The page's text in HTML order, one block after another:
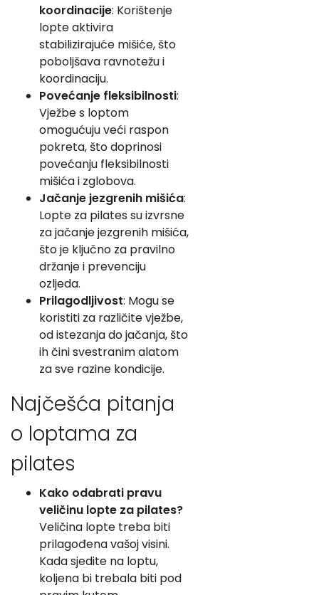
koordinacije: Korištenje
lopte aktivira
stabilizirajuće mišiće, što
poboljšava ravnotežu i
koordinaciju.
Povećanje fleksibilnosti:
Vježbe s loptom
omogućuju veći raspon
pokreta, što doprinosi
povećanju fleksibilnosti
mišića i zglobova.
Jačanje jezgrenih mišića:
Lopte za pilates su izvrsne
za jačanje jezgrenih mišića,
što je ključno za pravilno
držanje i prevenciju
ozljeda.
Prilagodljivost: Mogu se
koristiti za različite vježbe,
od istezanja do jačanja, što
ih čini svestranim alatom
za sve razine kondicije.
Najčešća pitanja
o loptama za
pilates
Kako odabrati pravu
veličinu lopte za pilates?
Veličina lopte treba biti
prilagođena vašoj visini.
Kada sjedite na loptu,
koljena bi trebala biti pod